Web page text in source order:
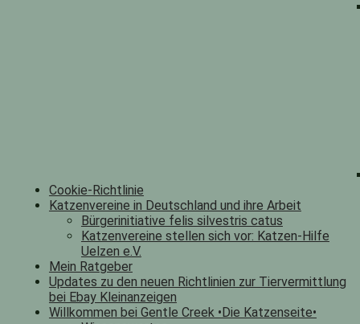
Cookie-Richtlinie
Katzenvereine in Deutschland und ihre Arbeit
Bürgerinitiative felis silvestris catus
Katzenvereine stellen sich vor: Katzen-Hilfe
Uelzen e.V.
Mein Ratgeber
Updates zu den neuen Richtlinien zur Tiervermittlung
bei Ebay Kleinanzeigen
Willkommen bei Gentle Creek •Die Katzenseite•